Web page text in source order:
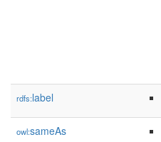
rdfs:label
owl:sameAs